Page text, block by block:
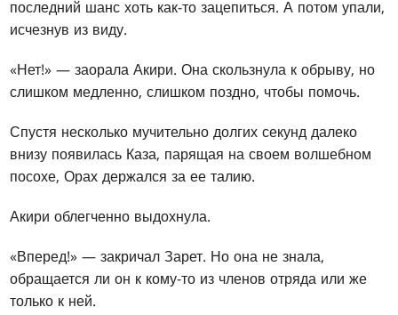
последний шанс хоть как-то зацепиться. А потом упали,
исчезнув из виду.
«Нет!» — заорала Акири. Она скользнула к обрыву, но
слишком медленно, слишком поздно, чтобы помочь.
Спустя несколько мучительно долгих секунд далеко
внизу появилась Каза, парящая на своем волшебном
посохе, Орах держался за ее талию.
Акири облегченно выдохнула.
«Вперед!» — закричал Зарет. Но она не знала,
обращается ли он к кому-то из членов отряда или же
только к ней.